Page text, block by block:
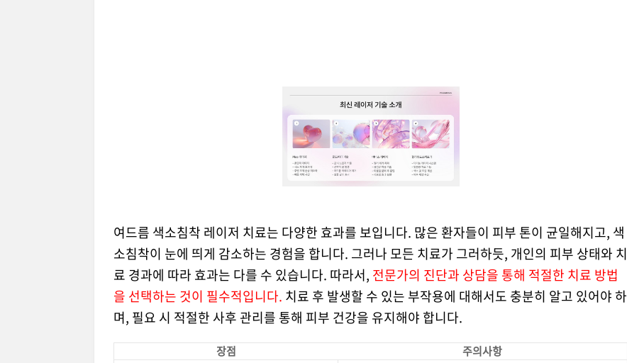
여드름 색소침착 레이저 치료는 다양한 효과를 보입니다. 많은 환자들이 피부 톤이 균일해지고, 색
소침착이 눈에 띄게 감소하는 경험을 합니다. 그러나 모든 치료가 그러하듯, 개인의 피부 상태와 치
료 경과에 따라 효과는 다를 수 있습니다. 따라서, 전문가의 진단과 상담을 통해 적절한 치료 방법
을 선택하는 것이 필수적입니다. 치료 후 발생할 수 있는 부작용에 대해서도 충분히 알고 있어야 하
며, 필요 시 적절한 사후 관리를 통해 피부 건강을 유지해야 합니다.
장점 주의사항